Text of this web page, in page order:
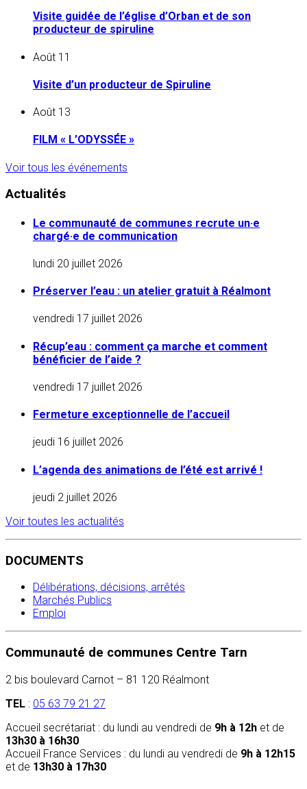
Visite guidée de l’église d’Orban et de son
producteur de spiruline
Août 11
Visite d’un producteur de Spiruline
Août 13
FILM « L’ODYSSÉE »
Voir tous les événements
Actualités
Le communauté de communes recrute un·e
chargé·e de communication
lundi 20 juillet 2026
Préserver l’eau : un atelier gratuit à Réalmont
vendredi 17 juillet 2026
Récup’eau : comment ça marche et comment
bénéficier de l’aide ?
vendredi 17 juillet 2026
Fermeture exceptionnelle de l’accueil
jeudi 16 juillet 2026
L’agenda des animations de l’été est arrivé !
jeudi 2 juillet 2026
Voir toutes les actualités
DOCUMENTS
Délibérations, décisions, arrêtés
Marchés Publics
Emploi
Communauté de communes Centre Tarn
2 bis boulevard Carnot – 81 120 Réalmont
TEL : 05 63 79 21 27
Accueil secrétariat : du lundi au vendredi de 9h à 12h et de
13h30 à 16h30
Accueil France Services : du lundi au vendredi de 9h à 12h15
et de 13h30 à 17h30